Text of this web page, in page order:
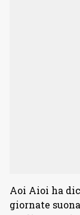
Aoi Aioi ha
giornate